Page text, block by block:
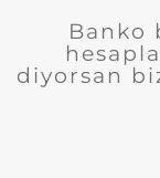
Banko
diyorsan